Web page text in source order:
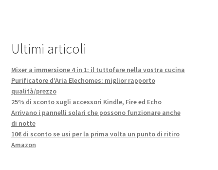
Ultimi articoli
Mixer a immersione 4 in 1: il tuttofare nella vostra cucina
Purificatore d’Aria Elechomes: miglior rapporto
qualità/prezzo
25% di sconto sugli accessori Kindle, Fire ed Echo
Arrivano i pannelli solari che possono funzionare anche
di notte
10€ di sconto se usi per la prima volta un punto di ritiro
Amazon